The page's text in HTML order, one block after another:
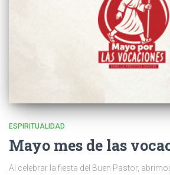
ESPIRITUALIDAD
Mayo mes de las
Al celebrar la fiesta del Buen Pastor,